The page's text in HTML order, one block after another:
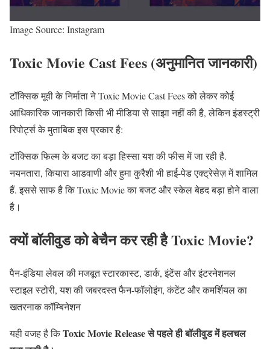
Image Source: Instagram
Toxic Movie Cast Fees (अनुमानित जानकारी)
टॉक्सिक मूवी के निर्माता ने Toxic Movie Cast Fees को लेकर कोई
आधिकारिक जानकारी किसी भी मीडिया से साझा नहीं की है, लेकिन इंडस्ट्री
रिपोर्ट्स के मुताबिक इस प्रकार है:
टॉक्सिक फिल्म के बजट का बड़ा हिस्सा यश की फीस में जा रही है.
नयनतारा, कियारा आडवाणी और हुमा कुरैशी भी हाई-पेड एक्ट्रेसेज़ में शामिल
हैं. इससे साफ है कि Toxic Movie का बजट और स्केल बेहद बड़ा होने वाला
है।
क्यों बॉलीवुड को बेचैन कर रही है Toxic Movie?
पैन-इंडिया लेवल की मजबूत स्टारकास्ट, डार्क, इंटेंस और इंटरनेशनल
स्टाइल स्टोरी, यश की जबरदस्त फैन-फॉलोइंग, कंटेंट और कमर्शियल का
खतरनाक कॉम्बिनेशन
यही वजह है किToxic Movie Release से पहले ही बॉलीवुड में हलचल